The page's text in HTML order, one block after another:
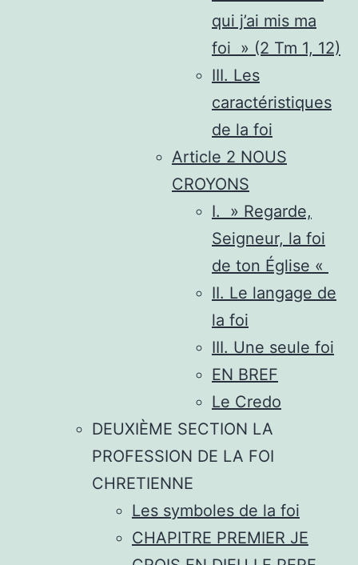
qui j’ai mis ma
foi » (2 Tm 1, 12)
III. Les
caractéristiques
de la foi
Article 2 NOUS
CROYONS
I. » Regarde,
Seigneur, la foi
de ton Église «
II. Le langage de
la foi
III. Une seule foi
EN BREF
Le Credo
DEUXIÈME SECTION LA
PROFESSION DE LA FOI
CHRETIENNE
Les symboles de la foi
CHAPITRE PREMIER JE